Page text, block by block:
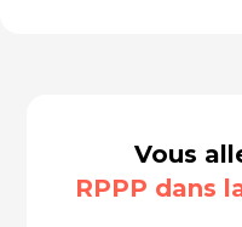
Vous
RPPP dans